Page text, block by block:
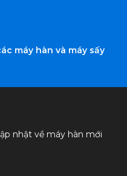
máy hàn và máy sấy
nhật về máy hàn mới